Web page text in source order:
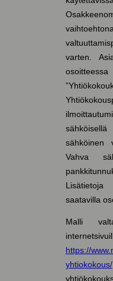
varten.
osoitteessa
sähköinen
Vahva
saatavilla
Malli
https://
yhtiokokous/